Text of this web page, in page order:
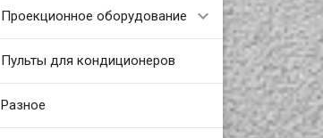
Проекционное оборудование
Пульты для кондиционеров
Разное